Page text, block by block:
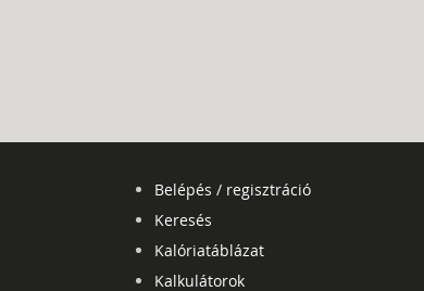
Belépés / regisztráció
Keresés
Kalóriatáblázat
Kalkulátorok